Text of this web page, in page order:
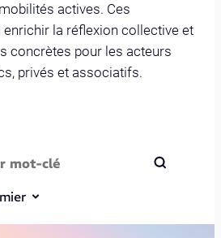
actives. Ces
la réflexion collective et
concrètes pour les acteurs
privés et associatifs.